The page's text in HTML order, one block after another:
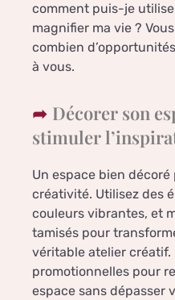
comment puis-je
magnifier ma vie ?
combien
à vous.
Décorer son
stimuler
Un espace bien
créativité. Utilisez des
couleurs vibrantes, et
tamisés pour
véritable atelier créatif.
promotionnelles pour
espace sans dépasser